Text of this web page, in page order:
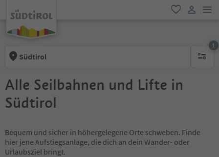
favorit
Südtirol
1
1
Alle Seilbahnen und Lifte in
Südtirol
Bequem und sicher in höhergelegene Orte schweben. Finde
hier jene Aufstiegsanlage, die dich an dein Wander- oder
Urlaubsziel bringt.